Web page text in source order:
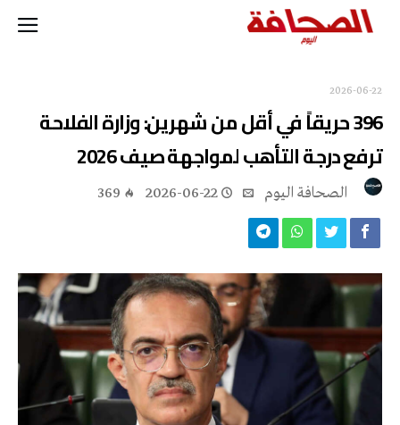
2026-06-22
396 حريقاً في أقل من شهرين: وزارة الفلاحة
ترفع درجة التأهب لمواجهة صيف 2026
2026-06-22
369